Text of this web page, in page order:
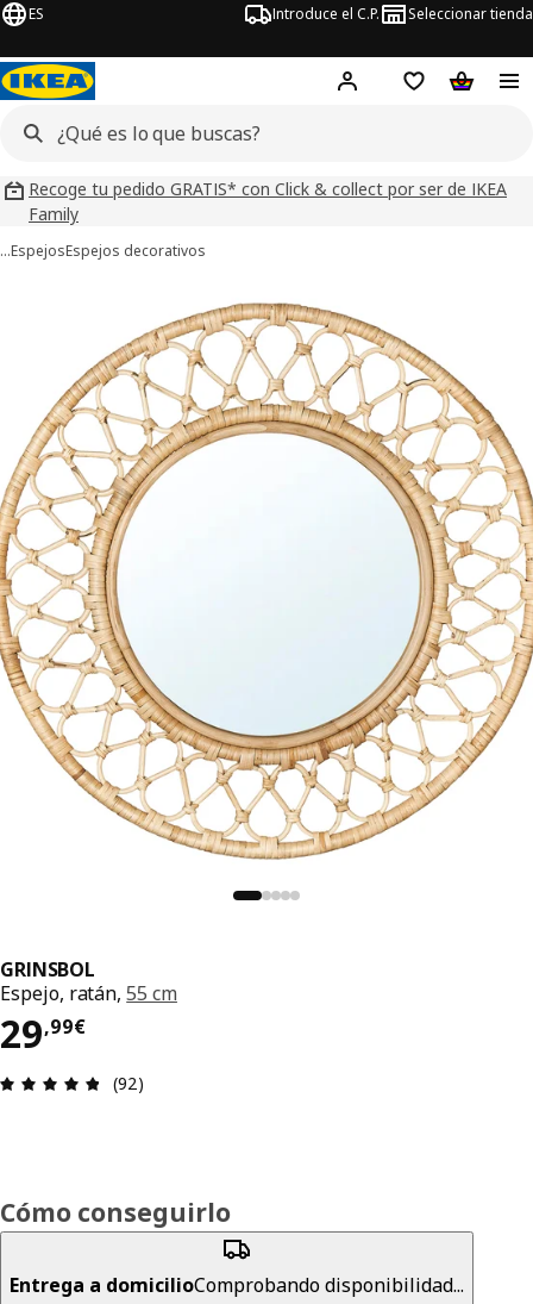
ES Introduce el C.P. Seleccionar tienda
Hej! Iniciar sesión
Lista de deseos
Carrito
Recoge tu pedido GRATIS* con Click & collect por ser de IKEA
Family
…EspejosEspejos decorativos
GRINSBOL
Espejo, ratán,55 cm
29,99€
El precio 29,99€
Reseña: 4.8 de 5 estrellas. Revisiones totales: 92
(92)
Cómo conseguirlo
Entrega a domicilioComprobando disponibilidad...